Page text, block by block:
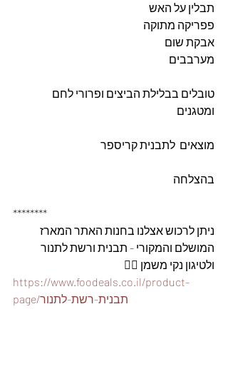
תבלין על האש
פפריקה מתוקה
אבקת שום
מערבבים
טובלים בבלילת הביצים ופרורי לחם
ומטגנים
מוצאים  לתבנית קריספר
בהצלחה
********
ניתן לרכוש אצלנו בחנות האתר המארז
המושלם והמקורי - תבנית ורשת לתנור
ולטיגון נקי משמן 👇🏽
https://www.foodeals.co.il/product-
page/תבנית-רשת-לתנור